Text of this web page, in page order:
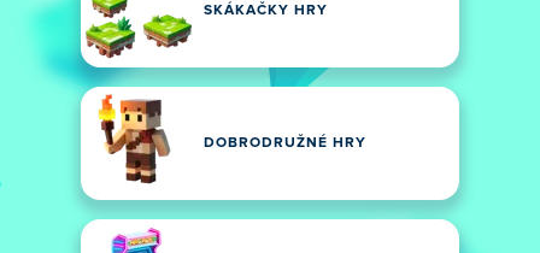
SKÁKAČKY HRY
DOBRODRUŽNÉ HRY